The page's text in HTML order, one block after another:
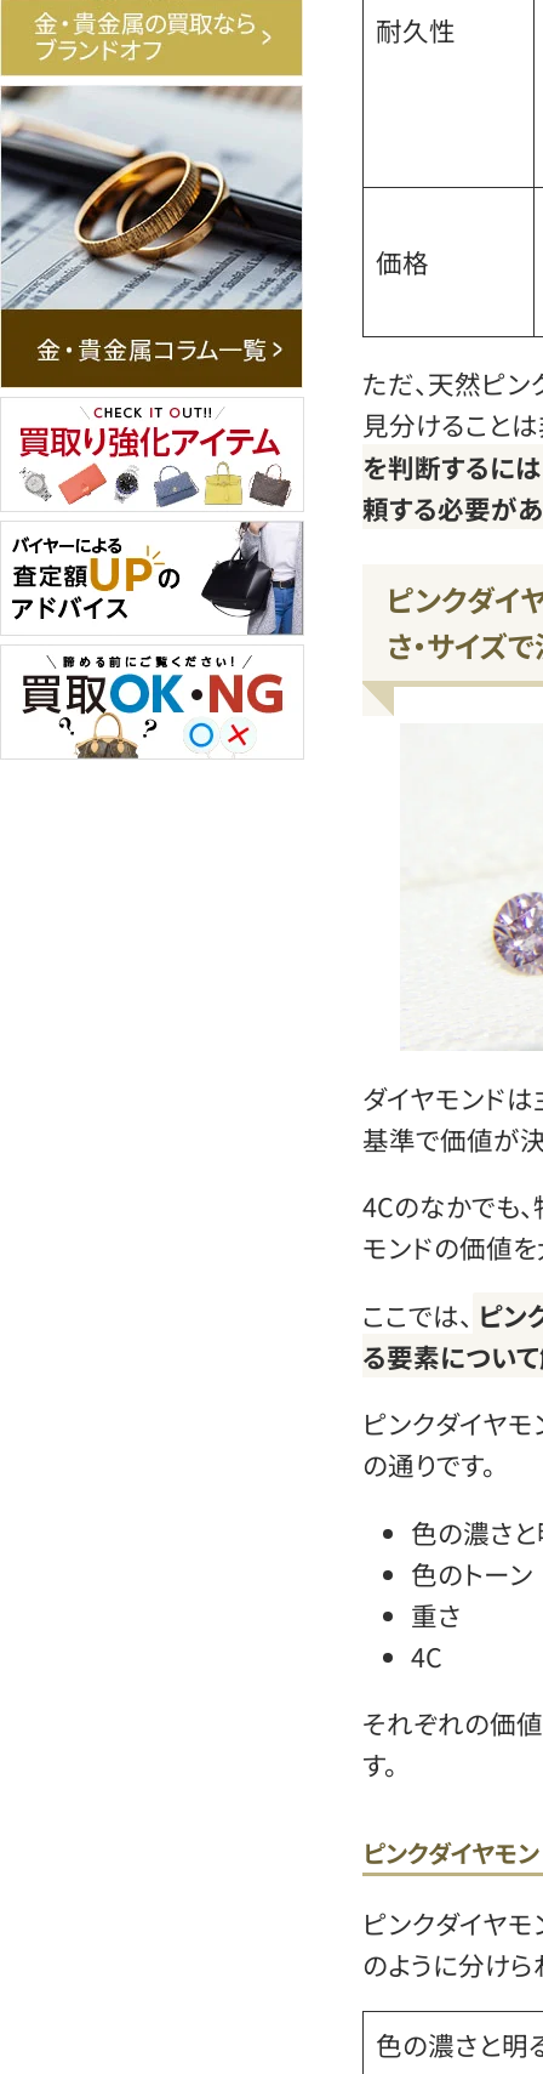
耐久性
価格
ただ、天然ピ
見分けること
を判断するに
頼する必要が
ピンクダイ
さ・サイズ
ダイヤモンドは
基準で価値が
4Cのなかでも、
モンドの価値を
ここでは、 ピン
る要素につい
ピンクダイヤ
の通りです。
色の濃さ
色のトーン
重さ
4C
それぞれの価
す。
ピンクダイヤモ
ピンクダイヤ
のように分けら
色の濃さと明